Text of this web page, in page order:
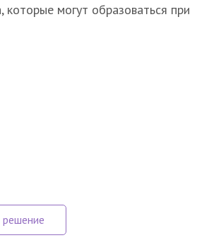
могут образоваться при